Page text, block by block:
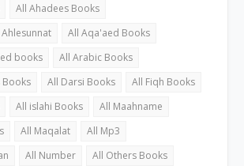
All Ahadees Books
All Aqa'aed Books
books
All Arabic Books
Books
All Darsi Books
All Fiqh Books
All islahi Books
All Maahname
All Maqalat
All Mp3
All Number
All Others Books